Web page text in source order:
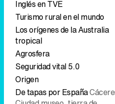
Origen
De tapas por España
Cáceres:
Ciudad museo, tierra de
conquistadores
El western de La 2
El cazador
El cazador
Saber y ganar